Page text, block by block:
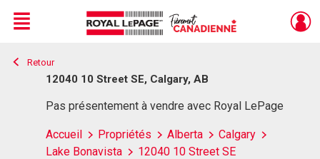
Live
En Direct
Menu
Retour
12040 10 Street SE, Calgary, AB
Pas présentement à vendre avec Royal LePage
Accueil Propriétés Alberta
Calgary
Lake Bonavista
12040 10 Street SE